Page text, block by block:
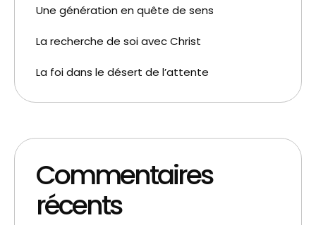
Une génération en quête de sens
La recherche de soi avec Christ
La foi dans le désert de l’attente
Commentaires
récents